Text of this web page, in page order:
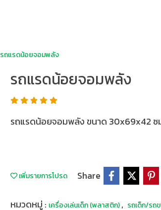
รถแรดน้อยจอมพลัง
รถแรดน้อยจอมพลัง
รถแรดน้อยจอมพลัง ขนาด 30x69x42 ซ
เพิ่มรายการโปรด Share
หมวดหมู่ : เครื่องเล่นเด็ก (พลาสติก), รถเด็ก/รถข